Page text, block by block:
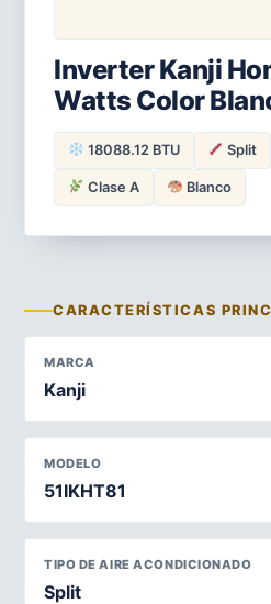
Inverter Kanji
Watts Color
18088.12 BTU Split
Clase A Blanco
CARACTERÍSTICAS
MARCA
Kanji
MODELO
51IKHT81
TIPO DE AIRE ACONDICIONADO
Split